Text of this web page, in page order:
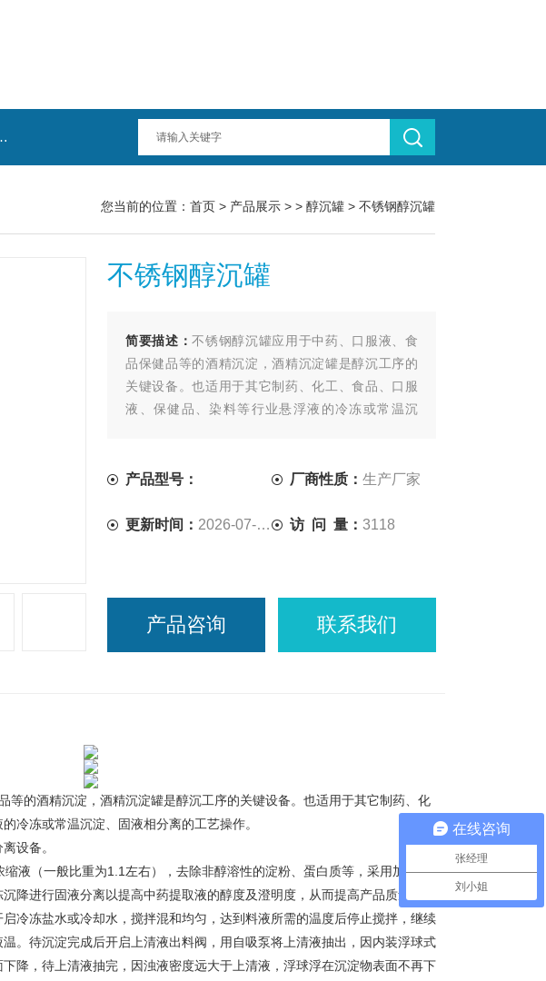
片机、无菌灌装机、搅拌罐、发酵罐、等罐类。
您当前的位置： 首页 > 产品展示 > > 醇沉罐 > 不锈钢醇沉罐
不锈钢醇沉罐
简要描述：不锈钢醇沉罐应用于中药、口服液、食
品保健品等的酒精沉淀，酒精沉淀罐是醇沉工序的
关键设备。也适用于其它制药、化工、食品、口服
液、保健品、染料等行业悬浮液的冷冻或常温沉
产品型号： 厂商性质：生产厂家
更新时间： 2026-07-17 访 问 量：3118
产品咨询 联系我们
等的酒精沉淀，酒精沉淀罐是醇沉工序的关键设备。也适用于其它制药、化
冷冻或常温沉淀、固液相分离的工艺操作。
设备。
液（一般比重为1.1左右），去除非醇溶性的淀粉、蛋白质等，采用加入酒精
降进行固液分离以提高中药提取液的醇度及澄明度，从而提高产品质量。浓
冷冻盐水或冷却水，搅拌混和均匀，达到料液所需的温度后停止搅拌，继续
。待沉淀完成后开启上清液出料阀，用自吸泵将上清液抽出，因内装浮球式
降，待上清液抽完，因浊液密度远大于上清液，浮球浮在沉淀物表面不再下
在线咨询
张经理
刘小姐